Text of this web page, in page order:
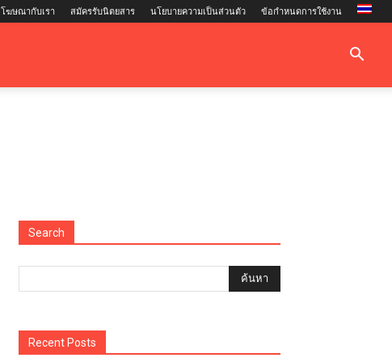
โฆษณากับเรา สมัครรับนิตยสาร นโยบายความเป็นส่วนตัว ข้อกำหนดการใช้งาน
Search
Recent Posts